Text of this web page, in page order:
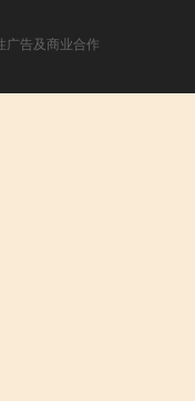
广告及商业合作